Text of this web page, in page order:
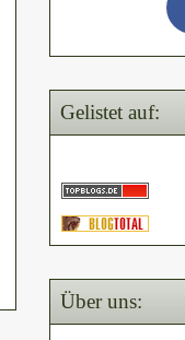
Gelistet auf:
Über uns: